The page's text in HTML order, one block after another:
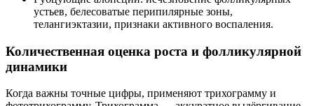
устьев, белесоватые перипилярные зоны,
телангиэктазии, признаки активного воспаления.
Количественная оценка роста и фолликулярной
динамики
Когда важны точные цифры, применяют трихограмму и